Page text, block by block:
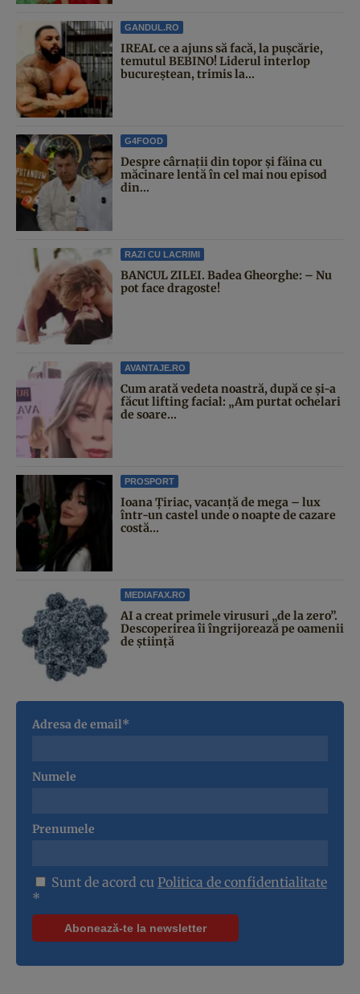
GANDUL.RO
IREAL ce a ajuns să facă, la pușcărie,
temutul BEBINO! Liderul interlop
bucureștean, trimis la...
G4FOOD
Despre cârnații din topor și făina cu
măcinare lentă în cel mai nou episod
din...
RAZI CU LACRIMI
BANCUL ZILEI. Badea Gheorghe: – Nu
pot face dragoste!
AVANTAJE.RO
Cum arată vedeta noastră, după ce și-a
făcut lifting facial: „Am purtat ochelari
de soare...
PROSPORT
Ioana Țiriac, vacanță de mega – lux
într-un castel unde o noapte de cazare
costă...
MEDIAFAX.RO
AI a creat primele virusuri „de la zero”.
Descoperirea îi îngrijorează pe oamenii
de știință
Adresa de email*
Numele
Prenumele
Sunt de acord cu Politica de confidentialitate
*